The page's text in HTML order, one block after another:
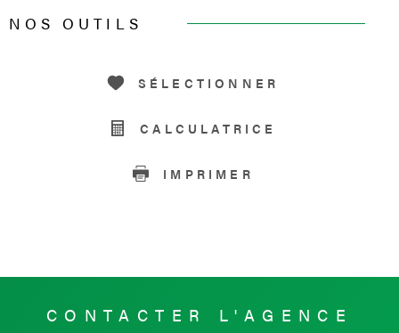
NOS OUTILS
SÉLECTIONNER
CALCULATRICE
IMPRIMER
CONTACTER L'AGENCE